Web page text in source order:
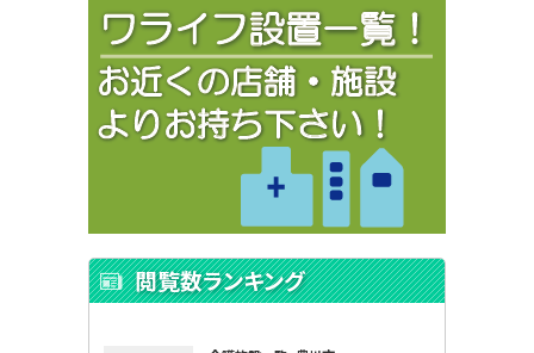
閲覧数ランキング